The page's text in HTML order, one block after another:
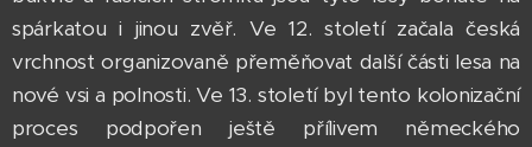
spárkatou i jinou zvěř. Ve 12. století začala česká
vrchnost organizovaně přeměňovat další části lesa na
nové vsi a polnosti. Ve 13. století byl tento kolonizační
proces podpořen ještě přílivem německého